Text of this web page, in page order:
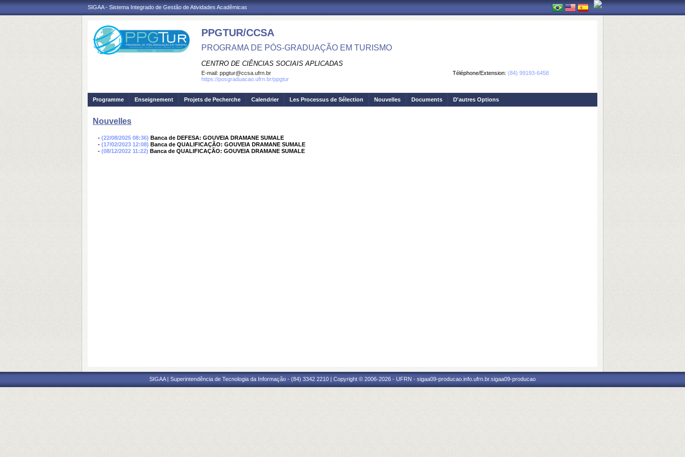
SIGAA - Sistema Integrado de Gestão de Atividades Acadêmicas
PPGTUR/CCSA
PROGRAMA DE PÓS-GRADUAÇÃO EM TURISMO
CENTRO DE CIÊNCIAS SOCIAIS APLICADAS
Téléphone/Extension: (84) 99193-6458
E-mail: ppgtur@ccsa.ufrn.br
https://posgraduacao.ufrn.br/ppgtur
Programme Enseignement Projets de Pecherche Calendrier Les Processus de Sélection Nouvelles Documents D'autres Options
Nouvelles
- (22/08/2025 08:36) Banca de DEFESA: GOUVEIA DRAMANE SUMALE
- (17/02/2023 12:08) Banca de QUALIFICAÇÃO: GOUVEIA DRAMANE SUMALE
- (08/12/2022 11:22) Banca de QUALIFICAÇÃO: GOUVEIA DRAMANE SUMALE
SIGAA | Superintendência de Tecnologia da Informação - (84) 3342 2210 | Copyright © 2006-2026 - UFRN - sigaa09-producao.info.ufrn.br.sigaa09-producao